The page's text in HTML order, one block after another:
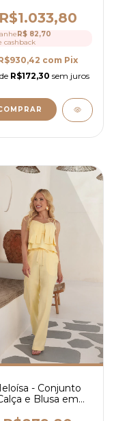
- Ref 4132
R$1.033,80
R$ 82,70
cashback
com Pix
R$172,30 sem juros
- Conjunto
e Blusa em